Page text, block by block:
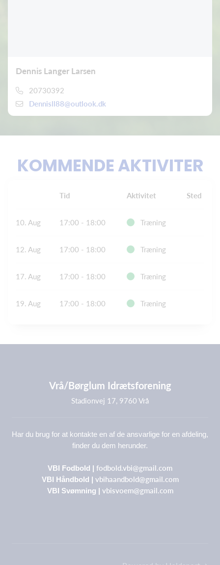
Dennis Langer Larsen
20730392
Dennisll88@outlook.dk
KOMMENDE AKTIVITER
Tid Aktivitet Sted
10. Aug 17:00 - 18:00 Træning
12. Aug 17:00 - 18:00 Træning
17. Aug 17:00 - 18:00 Træning
19. Aug 17:00 - 18:00 Træning
Vrå/Børglum Idrætsforening
Stadionvej 17, 9760 Vrå
Har du brug for at kontakte en af de ansvarlige for en afdeling,
finder du dem herunder.
VBI Fodbold | fodbold.vbi@gmail.com
VBI Håndbold | vbihaandbold@gmail.com
VBI Svømning | vbisvoem@gmail.com